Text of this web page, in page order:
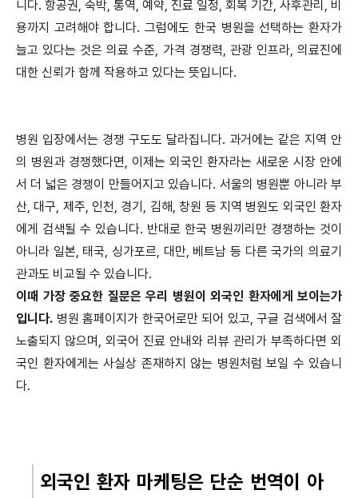
니다. 항공권, 숙박, 통역, 예약, 진료 일정, 회복 기간, 사후관리, 비
용까지 고려해야 합니다. 그럼에도 한국 병원을 선택하는 환자가
늘고 있다는 것은 의료 수준, 가격 경쟁력, 관광 인프라, 의료진에
대한 신뢰가 함께 작용하고 있다는 뜻입니다.
병원 입장에서는 경쟁 구도도 달라집니다. 과거에는 같은 지역 안
의 병원과 경쟁했다면, 이제는 외국인 환자라는 새로운 시장 안에
서 더 넓은 경쟁이 만들어지고 있습니다. 서울의 병원뿐 아니라 부
산, 대구, 제주, 인천, 경기, 김해, 창원 등 지역 병원도 외국인 환자
에게 검색될 수 있습니다. 반대로 한국 병원끼리만 경쟁하는 것이
아니라 일본, 태국, 싱가포르, 대만, 베트남 등 다른 국가의 의료기
관과도 비교될 수 있습니다.
이때 가장 중요한 질문은 우리 병원이 외국인 환자에게 보이는가
입니다. 병원 홈페이지가 한국어로만 되어 있고, 구글 검색에서 잘
노출되지 않으며, 외국어 진료 안내와 리뷰 관리가 부족하다면 외
국인 환자에게는 사실상 존재하지 않는 병원처럼 보일 수 있습니
다.
외국인 환자 마케팅은 단순 번역이 아